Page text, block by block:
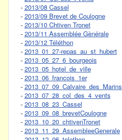
- 2013/08 Cassel
- 2013/09 Brevet de Coulogne
- 2013/10 Chtiven Tronet
- 2013/11 Assemblée Gènérale
- 2013/12 Téléthon
- 2013_01_27-repas_au_st_hubert
- 2013_05_27_6_bourgeois
- 2013_05_hotel_de_ville
- 2013_06_francois_1er
- 2013_07_09_Calvaire_des_Marins
- 2013_07_28_col_des_4_vents
- 2013_08_23_Cassel
- 2013_09_08_brevetCoulogne
- 2013_10_20_chtivenTronet
- 2013_11_29_AssembleeGenerale